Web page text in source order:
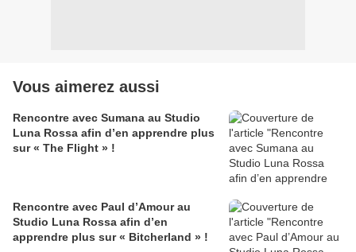
Vous aimerez aussi
Rencontre avec Sumana au Studio
Luna Rossa afin d’en apprendre plus
sur « The Flight » !
Rencontre avec Paul d’Amour au
Studio Luna Rossa afin d’en
apprendre plus sur « Bitcherland » !